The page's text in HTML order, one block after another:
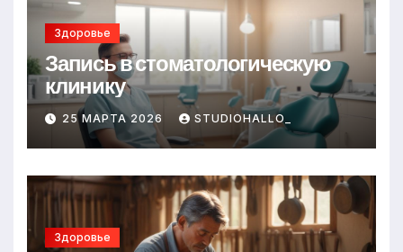
Здоровье
Запись в стоматологическую
клинику
25 МАРТА 2026 STUDIOHALLO_
Здоровье